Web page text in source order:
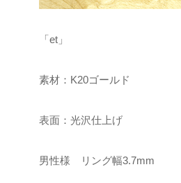
「et」
素材：K20ゴールド
表面：光沢仕上げ
男性様 リング幅3.7mm